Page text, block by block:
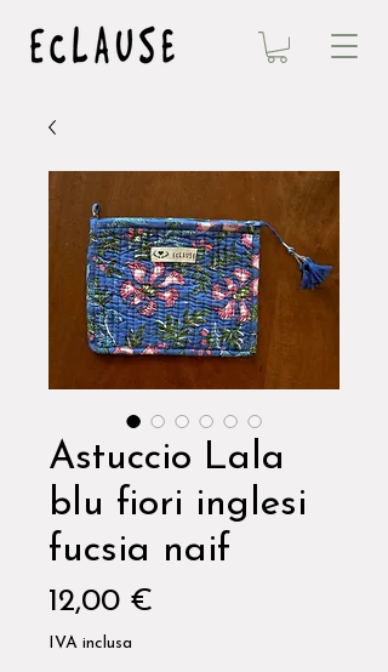
Astuccio Lala
blu fiori inglesi
fucsia naif
12,00 €
IVA inclusa